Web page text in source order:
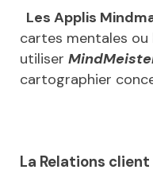
Les Applis
cartes mentales
utiliser
cartographier
La Relations client